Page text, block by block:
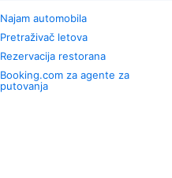
Najam automobila
Pretraživač letova
Rezervacija restorana
Booking.com za agente za
putovanja